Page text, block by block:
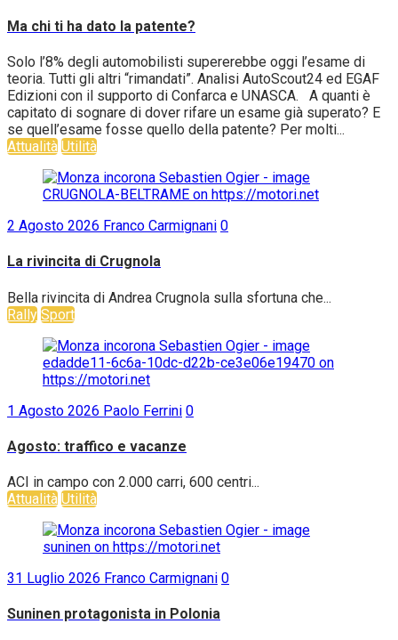
Ma chi ti ha dato la patente?
Solo l’8% degli automobilisti supererebbe oggi l’esame di
teoria. Tutti gli altri “rimandati”. Analisi AutoScout24 ed EGAF
Edizioni con il supporto di Confarca e UNASCA. A quanti è
capitato di sognare di dover rifare un esame già superato? E
se quell’esame fosse quello della patente? Per molti...
Attualità Utilità
2 Agosto 2026 Franco Carmignani 0
La rivincita di Crugnola
Bella rivincita di Andrea Crugnola sulla sfortuna che...
Rally Sport
1 Agosto 2026 Paolo Ferrini 0
Agosto: traffico e vacanze
ACI in campo con 2.000 carri, 600 centri...
Attualità Utilità
31 Luglio 2026 Franco Carmignani 0
Suninen protagonista in Polonia